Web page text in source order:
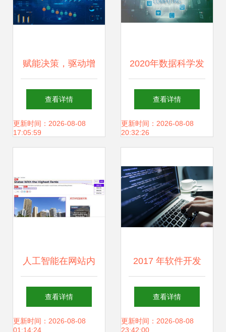
赋能决策，驱动增
长 商业智能软件与
人工智能应用的深
业青睐
查看详情
更新时间：2026-08-08
17:05:59
2020年数据科学发
展趋势 人工智能、
物联网与边缘计算
查看详情
更新时间：2026-08-08
20:32:26
人工智能在网站内
容处理中的应用与
隐忧
查看详情
更新时间：2026-08-08
01:14:24
2017 年软件开发
人员需要面对的 7
个改变
查看详情
更新时间：2026-08-08
23:42:00